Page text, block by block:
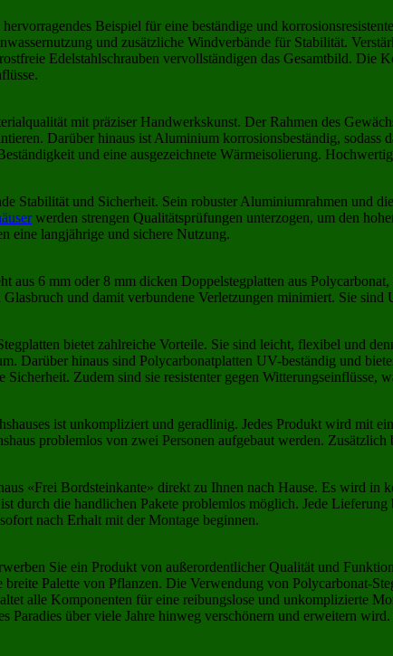
Beispiel für eine beständige und
und zusätzliche Windverbände für Stabilität.
Edelstahlschrauben vervollständigen das Gesamtbild. Die
mit präziser Handwerkskunst. Der Rahmen des
Darüber hinaus ist Aluminium korrosionsbeständig,
und eine ausgezeichnete Wärmeisolierung.
Stabilität und Sicherheit. Sein robuster Aluminiumrahmen und
werden strengen Qualitätsprüfungen unterzogen, um den
eine langjährige und sichere Nutzung.
aus 6 mm oder 8 mm dicken Doppelstegplatten aus
und damit verbundene Verletzungen minimiert. Sie
bietet zahlreiche Vorteile. Sie sind leicht, flexibel und
Darüber hinaus sind Polycarbonatplatten UV-beständig und
Sicherheit. Zudem sind sie resistenter gegen Witterungseinflüsse,
ist unkompliziert und geradlinig. Jedes Produkt wird mit
problemlos von zwei Personen aufgebaut werden.
«Frei Bordsteinkante» direkt zu Ihnen nach Hause. Es wird in
durch die handlichen Pakete problemlos möglich. Jede
nach Erhalt mit der Montage beginnen.
Sie ein Produkt von außerordentlicher Qualität und
breite Palette von Pflanzen. Die Verwendung von Polycarbonat-
alle Komponenten für eine reibungslose und unkomplizierte
Paradies über viele Jahre hinweg verschönern und erweitern